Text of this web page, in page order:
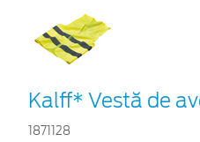
Kalff* Vestă de
1871128